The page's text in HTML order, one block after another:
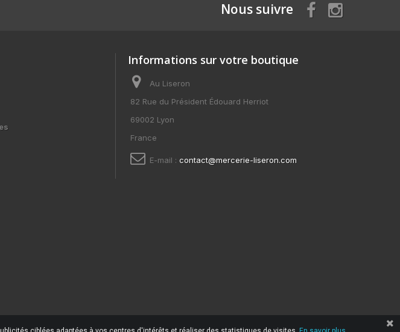
Nous suivre
Informations sur votre boutique
Au Liseron
82 Rue du Président Édouard Herriot
69002 Lyon
France
E-mail : contact@mercerie-liseron.com